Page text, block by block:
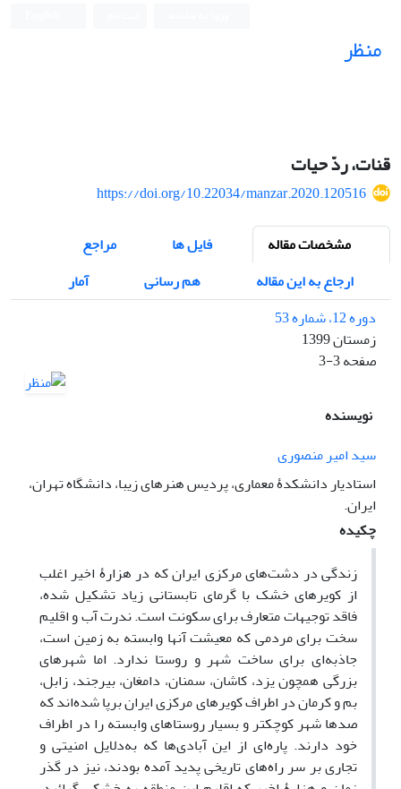
منظر
قنات، ردّ حیات
https://doi.org/10.22034/manzar.2020.120516
مشخصات مقاله
فایل ها
مراجع
ارجاع به این مقاله
هم رسانی
آمار
دوره 12، شماره 53
زمستان 1399
صفحه3-3
نویسنده
سید امیر منصوری
استادیار دانشکدۀ معماری، پردیس هنرهای زیبا، دانشگاه تهران،
ایران.
چکیده
زندگی در دشت‌های مرکزی ایران که در هزارۀ اخیر اغلب
از کویرهای خشک با گرمای تابستانی زیاد تشکیل شده،
فاقد توجیهات متعارف برای سکونت است. ندرت آب و اقلیم
سخت برای مردمی که معیشت آنها وابسته به زمین است،
جاذبه‌ای برای ساخت شهر و روستا ندارد. اما شهرهای
بزرگی همچون یزد، کاشان، سمنان، دامغان، بیرجند، زابل،
بم و کرمان در اطراف کویرهای مرکزی ایران برپا شده‌اند که
صدها شهر کوچکتر و بسیار روستاهای وابسته را در اطراف
خود دارند. پاره‌ای از این آبادی‌ها که به‌دلایل امنیتی و
تجاری بر سر راه‌های تاریخی پدید آمده بودند، نیز در گذر